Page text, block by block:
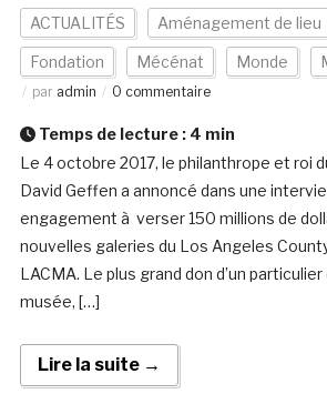
ACTUALITÉS Aménagement de lieu
Fondation Mécénat Monde
par admin 0 commentaire
Temps de lecture : 4 min
Le 4 octobre 2017, le philanthrope et roi
David Geffen a annoncé dans une
engagement à verser 150 millions de
nouvelles galeries du Los Angeles
LACMA. Le plus grand don d’un particulier
musée, […]
Lire la suite →